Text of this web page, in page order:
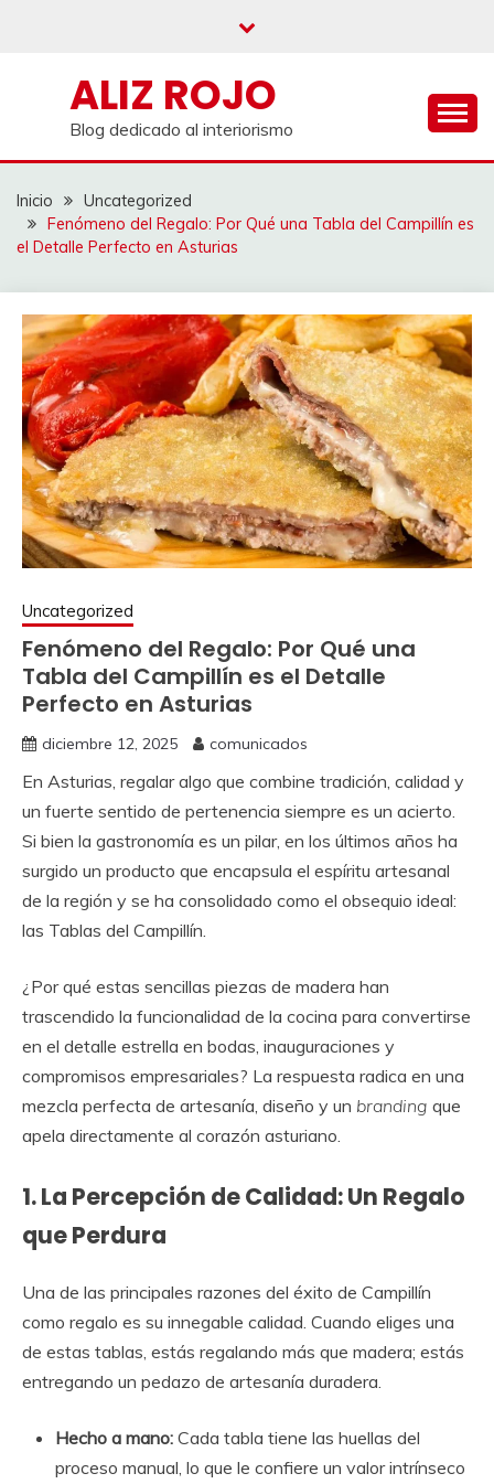
ALIZ ROJO
Blog dedicado al interiorismo
Inicio
Uncategorized
Fenómeno del Regalo: Por Qué una Tabla del Campillín es
el Detalle Perfecto en Asturias
Uncategorized
Fenómeno del Regalo: Por Qué una
Tabla del Campillín es el Detalle
Perfecto en Asturias
diciembre 12, 2025 comunicados
En Asturias, regalar algo que combine tradición, calidad y
un fuerte sentido de pertenencia siempre es un acierto.
Si bien la gastronomía es un pilar, en los últimos años ha
surgido un producto que encapsula el espíritu artesanal
de la región y se ha consolidado como el obsequio ideal:
las Tablas del Campillín.
¿Por qué estas sencillas piezas de madera han
trascendido la funcionalidad de la cocina para convertirse
en el detalle estrella en bodas, inauguraciones y
compromisos empresariales? La respuesta radica en una
mezcla perfecta de artesanía, diseño y un branding que
apela directamente al corazón asturiano.
1. La Percepción de Calidad: Un Regalo
que Perdura
Una de las principales razones del éxito de Campillín
como regalo es su innegable calidad. Cuando eliges una
de estas tablas, estás regalando más que madera; estás
entregando un pedazo de artesanía duradera.
Hecho a mano: Cada tabla tiene las huellas del
proceso manual, lo que le confiere un valor intrínseco